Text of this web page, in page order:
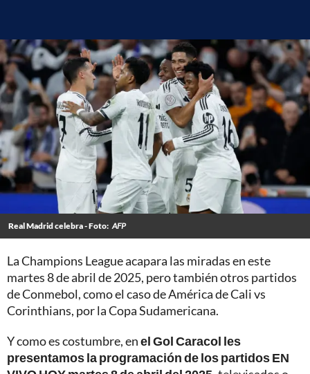
Real Madrid celebra - Foto: AFP
La Champions League acapara las miradas en este
martes 8 de abril de 2025, pero también otros partidos
de Conmebol, como el caso de América de Cali vs
Corinthians, por la Copa Sudamericana.
Y como es costumbre, enel Gol Caracol les
presentamos la programación de los partidos EN